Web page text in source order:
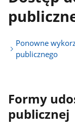
Ponowne
publicznego
Formy
publicznej